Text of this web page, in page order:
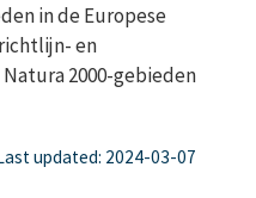
in de Europese
en
2000-gebieden
updated: 2024-03-07